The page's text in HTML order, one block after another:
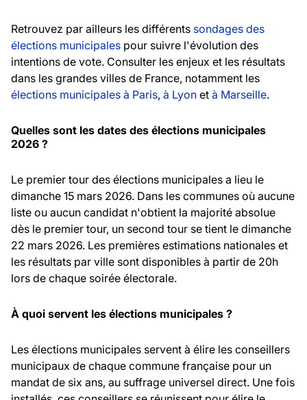
Retrouvez par ailleurs les différents sondages des
élections municipales pour suivre l'évolution des
intentions de vote. Consulter les enjeux et les résultats
dans les grandes villes de France, notamment les
élections municipales à Paris, à Lyon et à Marseille.
Quelles sont les dates des élections municipales
2026 ?
Le premier tour des élections municipales a lieu le
dimanche 15 mars 2026. Dans les communes où aucune
liste ou aucun candidat n'obtient la majorité absolue
dès le premier tour, un second tour se tient le dimanche
22 mars 2026. Les premières estimations nationales et
les résultats par ville sont disponibles à partir de 20h
lors de chaque soirée électorale.
À quoi servent les élections municipales ?
Les élections municipales servent à élire les conseillers
municipaux de chaque commune française pour un
mandat de six ans, au suffrage universel direct. Une fois